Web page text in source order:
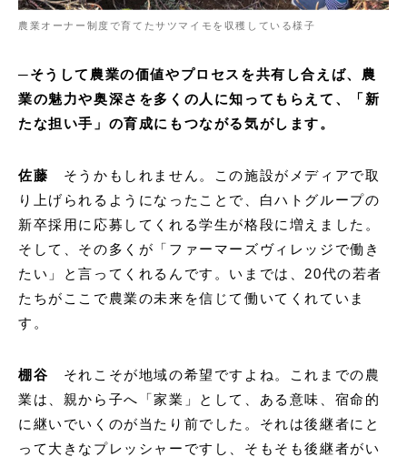
農業オーナー制度で育てたサツマイモを収穫している様子
─そうして農業の価値やプロセスを共有し合えば、農
業の魅力や奥深さを多くの人に知ってもらえて、「新
たな担い手」の育成にもつながる気がします。
佐藤
そうかもしれません。この施設がメディアで取
り上げられるようになったことで、白ハトグループの
新卒採用に応募してくれる学生が格段に増えました。
そして、その多くが「ファーマーズヴィレッジで働き
たい」と言ってくれるんです。いまでは、20代の若者
たちがここで農業の未来を信じて働いてくれていま
す。
棚谷
それこそが地域の希望ですよね。これまでの農
業は、親から子へ「家業」として、ある意味、宿命的
に継いでいくのが当たり前でした。それは後継者にと
って大きなプレッシャーですし、そもそも後継者がい